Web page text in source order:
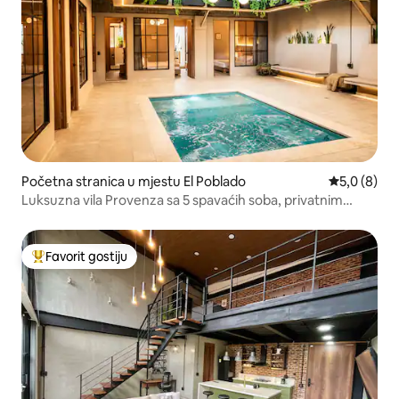
Početna stranica u mjestu El Poblado prosječna
5,0 (8)
Luksuzna vila Provenza sa 5 spavaćih soba, privatnim
Glavni favorit gostiju
Favorit gostiju